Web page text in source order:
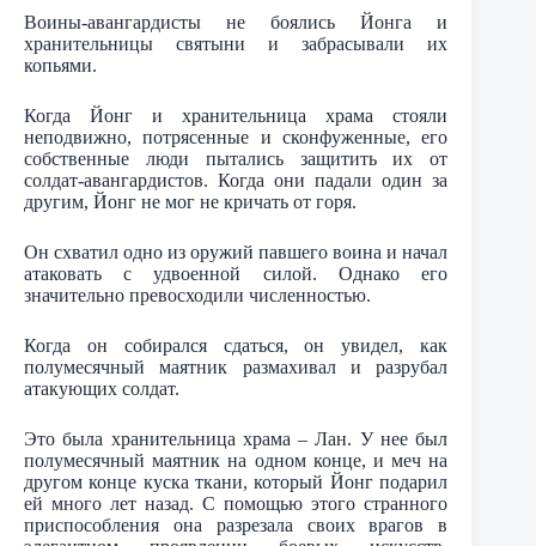
Воины-авангардисты не боялись Йонга и
хранительницы святыни и забрасывали их
копьями.
Когда Йонг и хранительница храма стояли
неподвижно, потрясенные и сконфуженные, его
собственные люди пытались защитить их от
солдат-авангардистов. Когда они падали один за
другим, Йонг не мог не кричать от горя.
Он схватил одно из оружий павшего воина и начал
атаковать с удвоенной силой. Однако его
значительно превосходили численностью.
Когда он собирался сдаться, он увидел, как
полумесячный маятник размахивал и разрубал
атакующих солдат.
Это была хранительница храма – Лан. У нее был
полумесячный маятник на одном конце, и меч на
другом конце куска ткани, который Йонг подарил
ей много лет назад. С помощью этого странного
приспособления она разрезала своих врагов в